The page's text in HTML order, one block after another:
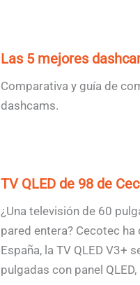
Las 5 mejores
Comparativa y guía de
dashcams.
TV QLED de 98 de
¿Una televisión de 60
pared entera? Cecotec
España, la TV QLED V3+
pulgadas con panel